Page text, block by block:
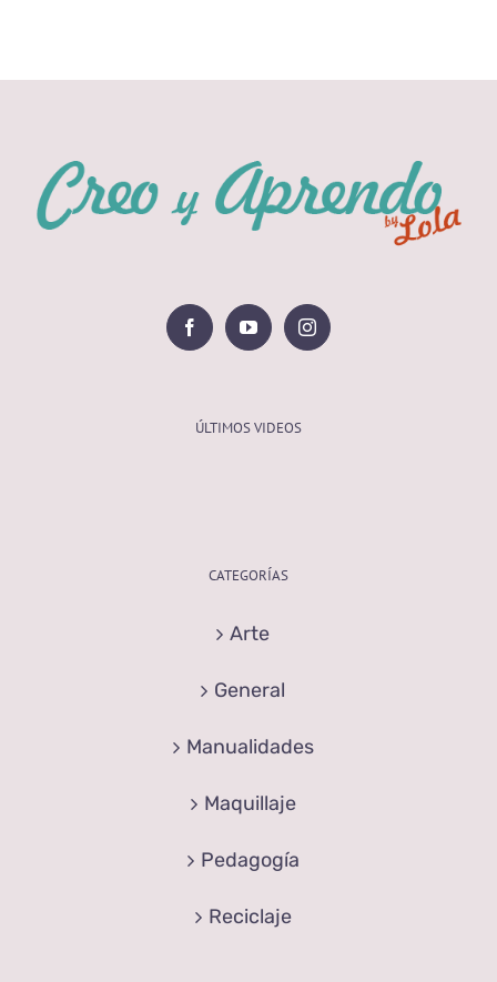
ÚLTIMOS VIDEOS
CATEGORÍAS
Arte
General
Manualidades
Maquillaje
Pedagogía
Reciclaje